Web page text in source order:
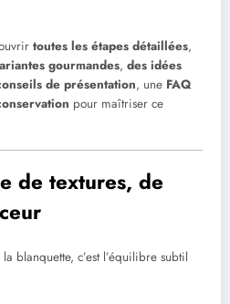
toutes les étapes détaillées,
gourmandes, des idées
de présentation, une FAQ
pour maîtriser ce
de textures, de
blanquette, c’est l’équilibre subtil